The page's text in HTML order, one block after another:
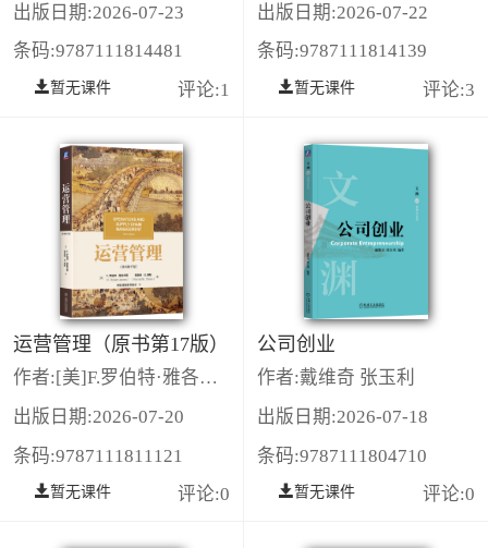
出版日期:2026-07-23
条码:9787111814481
暂无课件 评论:1
出版日期:2026-07-22
条码:9787111814139
暂无课件 评论:3
运营管理（原书第17版）
作者:[美]F.罗伯特·雅各布斯（F.Robert Jacobs），[美]理查德·B.蔡斯（Richard B.Chase）
出版日期:2026-07-20
条码:9787111811121
暂无课件 评论:0
公司创业
作者:戴维奇 张玉利
出版日期:2026-07-18
条码:9787111804710
暂无课件 评论:0